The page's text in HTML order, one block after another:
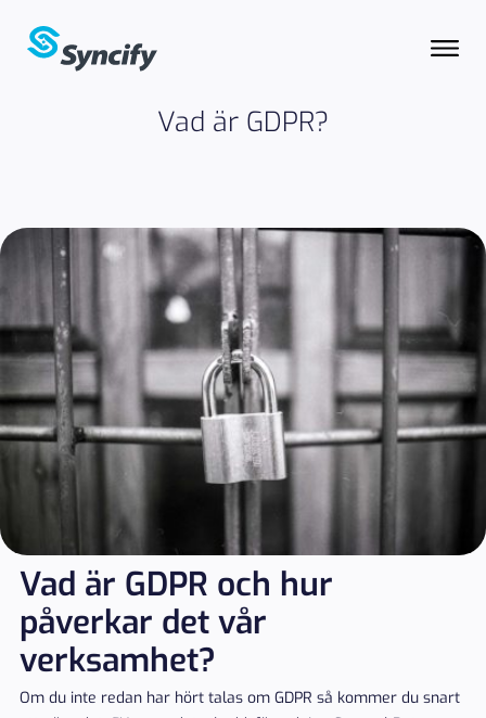
Vad är GDPR?
Vad är GDPR och hur
påverkar det vår
verksamhet?
Om du inte redan har hört talas om GDPR så kommer du snart